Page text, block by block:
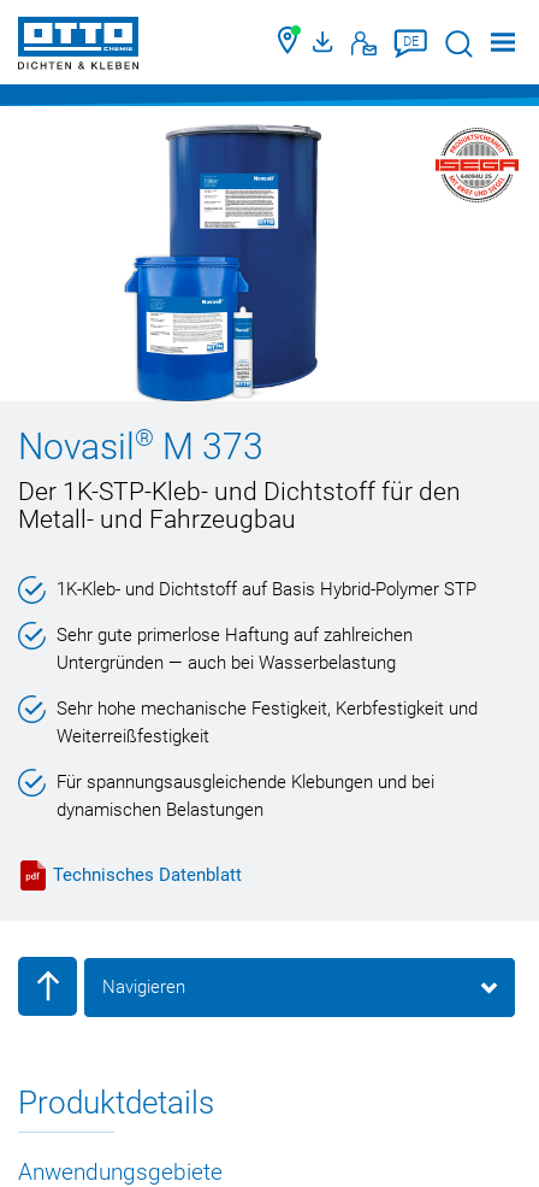
DE Suche
Novasil ® M 373
Der 1K-STP-Kleb- und Dichtstoff für den
Metall- und Fahrzeugbau
1K-Kleb- und Dichtstoff auf Basis Hybrid-Polymer STP
Sehr gute primerlose Haftung auf zahlreichen
Untergründen — auch bei Wasserbelastung
Sehr hohe mechanische Festigkeit, Kerbfestigkeit und
Weiterreißfestigkeit
Für spannungsausgleichende Klebungen und bei
dynamischen Belastungen
Technisches Datenblatt
64094 U 25
Navigieren
Produktdetails
Anwendungsgebiete